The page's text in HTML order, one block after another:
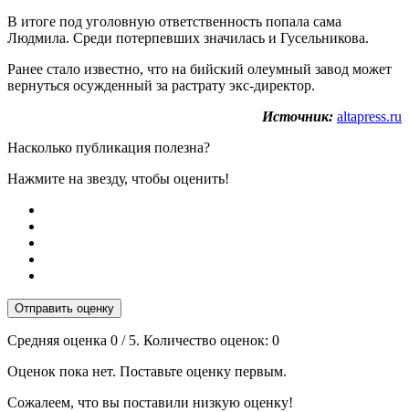
В итоге под уголовную ответственность попала сама
Людмила. Среди потерпевших значилась и Гусельникова.
Ранее стало известно, что на бийский олеумный завод может
вернуться осужденный за растрату экс-директор.
Источник: altapress.ru
Насколько публикация полезна?
Нажмите на звезду, чтобы оценить!
Отправить оценку
Средняя оценка 0 / 5. Количество оценок: 0
Оценок пока нет. Поставьте оценку первым.
Сожалеем, что вы поставили низкую оценку!